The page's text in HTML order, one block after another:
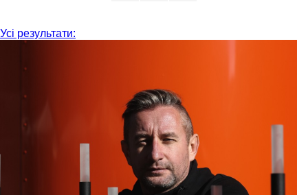
Усі результати: